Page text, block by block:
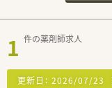
1 件の薬剤師求人
更新日： 2026/07/23